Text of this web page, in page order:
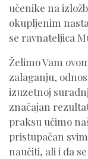
učenike na
okupljenim
se ravnateljica
Želimo Vam
zalaganju,
izuzetnoj
značajan
praksu učimo
pristupačan
naučiti, ali i da